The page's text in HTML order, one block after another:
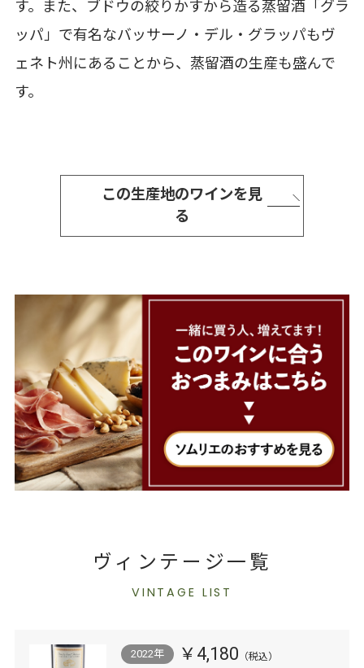
す。また、ブドウの絞りかすから造る蒸留酒「グラ
ッパ」で有名なバッサーノ・デル・グラッパもヴ
ェネト州にあることから、蒸留酒の生産も盛んで
す。
この生産地のワインを見
る
ヴィンテージ一覧
VINTAGE LIST
2022年 ￥4,180